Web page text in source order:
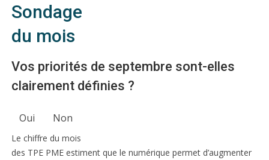
Sondage
du mois
Vos priorités de septembre sont-elles
clairement définies ?
Oui Non
Le chiffre du mois
des TPE PME estiment que le numérique permet d’augmenter